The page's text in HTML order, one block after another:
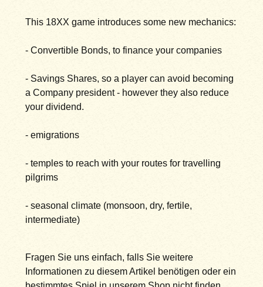
This 18XX game introduces some new mechanics:
- Convertible Bonds, to finance your companies
- Savings Shares, so a player can avoid becoming
a Company president - however they also reduce
your dividend.
- emigrations
- temples to reach with your routes for travelling
pilgrims
- seasonal climate (monsoon, dry, fertile,
intermediate)
Fragen Sie uns einfach, falls Sie weitere
Informationen zu diesem Artikel benötigen oder ein